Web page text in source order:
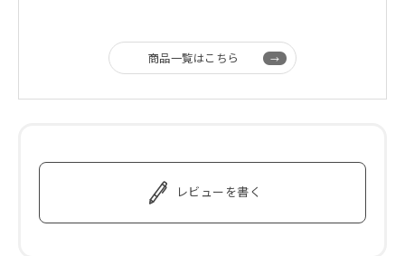
商品一覧はこちら
レビューを書く